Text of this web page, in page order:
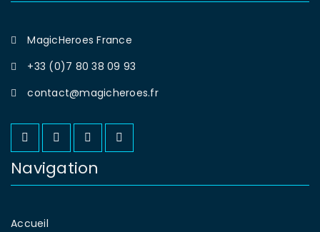
MagicHeroes France
+33 (0)7 80 38 09 93
contact@magicheroes.fr
Navigation
Accueil